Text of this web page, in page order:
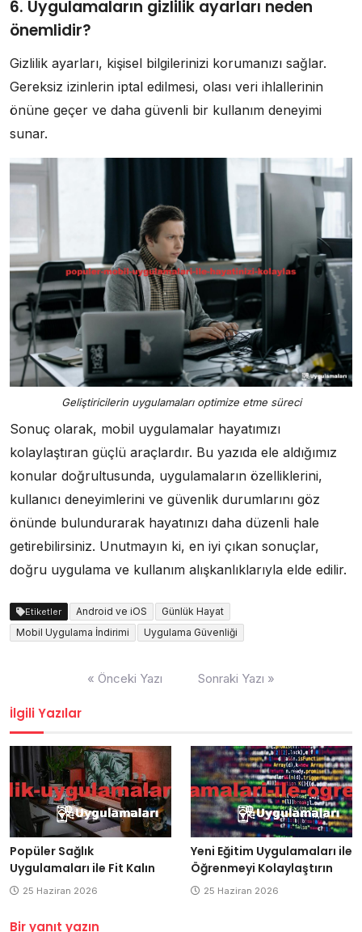
6. Uygulamaların gizlilik ayarları neden
önemlidir?
Gizlilik ayarları, kişisel bilgilerinizi korumanızı sağlar.
Gereksiz izinlerin iptal edilmesi, olası veri ihlallerinin
önüne geçer ve daha güvenli bir kullanım deneyimi
sunar.
Geliştiricilerin uygulamaları optimize etme süreci
Sonuç olarak, mobil uygulamalar hayatımızı
kolaylaştıran güçlü araçlardır. Bu yazıda ele aldığımız
konular doğrultusunda, uygulamaların özelliklerini,
kullanıcı deneyimlerini ve güvenlik durumlarını göz
önünde bulundurarak hayatınızı daha düzenli hale
getirebilirsiniz. Unutmayın ki, en iyi çıkan sonuçlar,
doğru uygulama ve kullanım alışkanlıklarıyla elde edilir.
Etiketler Android ve iOS
Günlük Hayat
Mobil Uygulama İndirimi
Uygulama Güvenliği
« Önceki Yazı Sonraki Yazı »
İlgili Yazılar
Popüler Sağlık
Uygulamaları ile Fit Kalın
25 Haziran 2026
Yeni Eğitim Uygulamaları ile
Öğrenmeyi Kolaylaştırın
25 Haziran 2026
Bir yanıt yazın